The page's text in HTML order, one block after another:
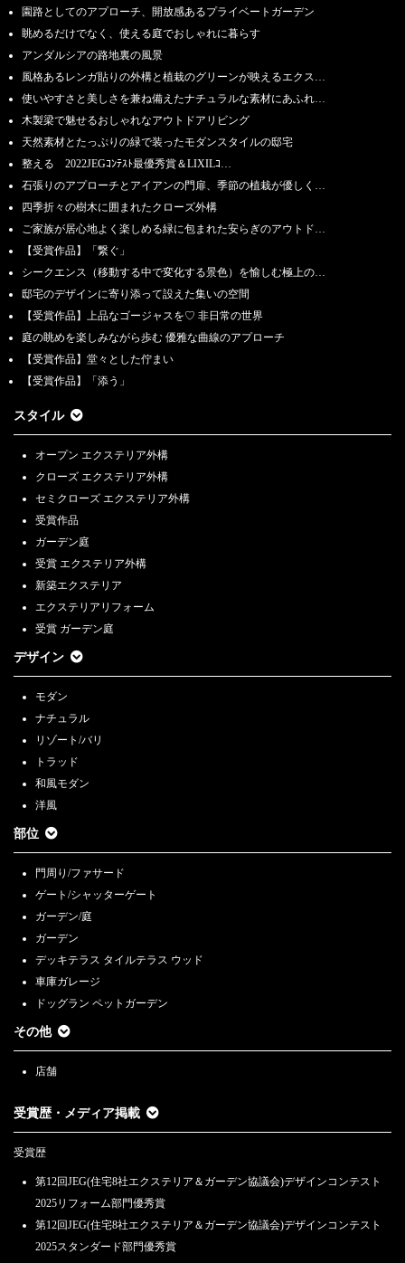
園路としてのアプローチ、開放感あるプライベートガーデン
眺めるだけでなく、使える庭でおしゃれに暮らす
アンダルシアの路地裏の風景
風格あるレンガ貼りの外構と植栽のグリーンが映えるエクス…
使いやすさと美しさを兼ね備えたナチュラルな素材にあふれ…
木製梁で魅せるおしゃれなアウトドアリビング
天然素材とたっぷりの緑で装ったモダンスタイルの邸宅
整える 2022JEGｺﾝﾃｽﾄ最優秀賞＆LIXILｺ…
石張りのアプローチとアイアンの門扉、季節の植栽が優しく…
四季折々の樹木に囲まれたクローズ外構
ご家族が居心地よく楽しめる緑に包まれた安らぎのアウトド…
【受賞作品】「繋ぐ」
シークエンス（移動する中で変化する景色）を愉しむ極上の…
邸宅のデザインに寄り添って設えた集いの空間
【受賞作品】上品なゴージャスを♡ 非日常の世界
庭の眺めを楽しみながら歩む 優雅な曲線のアプローチ
【受賞作品】堂々とした佇まい
【受賞作品】「添う」
スタイル
オープン エクステリア外構
クローズ エクステリア外構
セミクローズ エクステリア外構
受賞作品
ガーデン庭
受賞 エクステリア外構
新築エクステリア
エクステリアリフォーム
受賞 ガーデン庭
デザイン
モダン
ナチュラル
リゾート/バリ
トラッド
和風モダン
洋風
部位
門周り/ファサード
ゲート/シャッターゲート
ガーデン/庭
ガーデン
デッキテラス タイルテラス ウッド
車庫ガレージ
ドッグラン ペットガーデン
その他
店舗
受賞歴・メディア掲載
受賞歴
第12回JEG(住宅8社エクステリア＆ガーデン協議会)デザインコンテスト
2025リフォーム部門優秀賞
第12回JEG(住宅8社エクステリア＆ガーデン協議会)デザインコンテスト
2025スタンダード部門優秀賞